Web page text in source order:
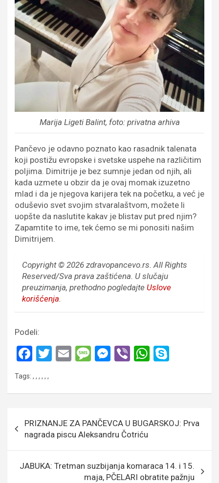
Marija Ligeti Balint, foto: privatna arhiva
Pančevo je odavno poznato kao rasadnik talenata
koji postižu evropske i svetske uspehe na različitim
poljima. Dimitrije je bez sumnje jedan od njih, ali
kada uzmete u obzir da je ovaj momak izuzetno
mlad i da je njegova karijera tek na početku, a već je
oduševio svet svojim stvaralaštvom, možete li
uopšte da naslutite kakav je blistav put pred njim?
Zapamtite to ime, tek ćemo se mi ponositi našim
Dimitrijem.
Copyright © 2026 zdravopancevo.rs. All Rights
Reserved/Sva prava zaštićena. U slučaju
preuzimanja, prethodno pogledajte Uslove
korišćenja.
Podeli:
F
ce
o
o
k
T
E
M
g
e
M
g
er
Vi W
A
p
p
Tags: , , , , , ,
чланка
PRIZNANJE ZA PANČEVCA U BUGARSKOJ: Prva
nagrada piscu Aleksandru Čotriću
JABUKA: Tretman suzbijanja komaraca 14. i 15.
maja, PČELARI obratite pažnju